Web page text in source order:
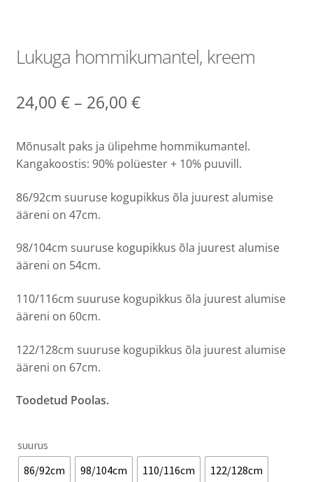
Lukuga hommikumantel, kreem
24,00 € – 26,00 €
Mõnusalt paks ja ülipehme hommikumantel.
Kangakoostis: 90% polüester + 10% puuvill.
86/92cm suuruse kogupikkus õla juurest alumise
ääreni on 47cm.
98/104cm suuruse kogupikkus õla juurest alumise
ääreni on 54cm.
110/116cm suuruse kogupikkus õla juurest alumise
ääreni on 60cm.
122/128cm suuruse kogupikkus õla juurest alumise
ääreni on 67cm.
Toodetud Poolas.
suurus
86/92cm
98/104cm 110/116cm 122/128cm